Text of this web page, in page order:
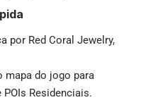
por Red Coral Jewelry,
mapa do jogo para
Residenciais.